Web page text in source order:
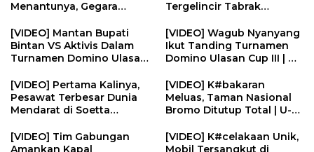
Menantunya, Gegara
NEWS
Tergelincir Tabrak
NEWS
[VIDEO] Mantan Bupati
Bintan VS Aktivis Dalam
Turnamen Domino Ulasan
[VIDEO] Wagub Nyanyang
Ikut Tanding Turnamen
Domino Ulasan Cup III | U-
[VIDEO] Pertama Kalinya,
Pesawat Terbesar Dunia
Mendarat di Soetta
U-NEWS
[VIDEO] K#bakaran
Meluas, Taman Nasional
Bromo Ditutup Total | U-
[VIDEO] Tim Gabungan
Amankan Kapal
[VIDEO] K#celakaan Unik,
Mobil Tersangkut di